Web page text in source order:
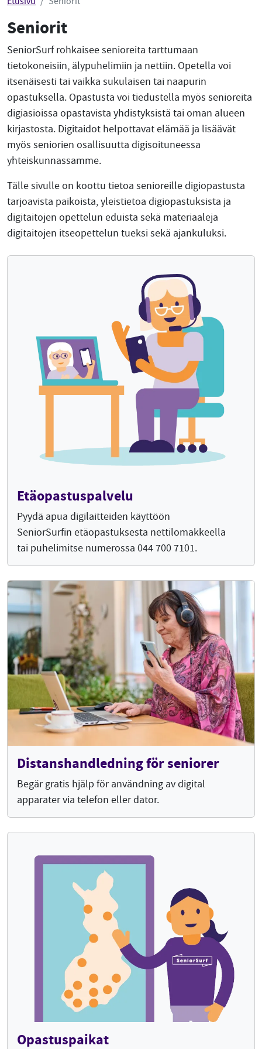
Seniorit
SeniorSurf rohkaisee senioreita tarttumaan
tietokoneisiin, älypuhelimiin ja nettiin. Opetella voi
itsenäisesti tai vaikka sukulaisen tai naapurin
opastuksella. Opastusta voi tiedustella myös senioreita
digiasioissa opastavista yhdistyksistä tai oman alueen
kirjastosta. Digitaidot helpottavat elämää ja lisäävät
myös seniorien osallisuutta digisoituneessa
yhteiskunnassamme.
Tälle sivulle on koottu tietoa senioreille digiopastusta
tarjoavista paikoista, yleistietoa digiopastuksista ja
digitaitojen opettelun eduista sekä materiaaleja
digitaitojen itseopettelun tueksi sekä ajankuluksi.
Etäopastuspalvelu
Pyydä apua digilaitteiden käyttöön
SeniorSurfin etäopastuksesta nettilomakkeella
tai puhelimitse numerossa 044 700 7101.
Distanshandledning för seniorer
Begär gratis hjälp för användning av digital
apparater via telefon eller dator.
Opastuspaikat